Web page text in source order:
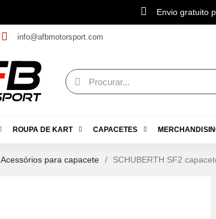
Envio gratuito
info@afbmotorsport.com
ROUPA DE KART CAPACETES
Acessórios para capacete SCHUBERTH SF2